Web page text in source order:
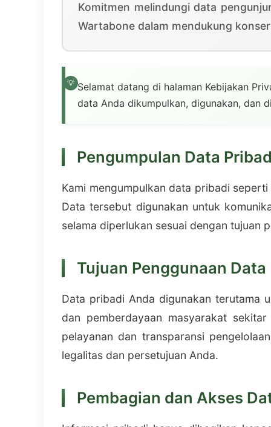
Komitmen melindungi data
Wartabone dalam mendukung
Selamat datang di halaman Kebijakan
data Anda dikumpulkan, digunakan, dan
Pengumpulan Data
Kami mengumpulkan data pribadi
Data tersebut digunakan untuk
selama diperlukan sesuai dengan tujuan
Tujuan Penggunaan Data
Data pribadi Anda digunakan terutama
dan pemberdayaan masyarakat
pelayanan dan transparansi
legalitas dan persetujuan Anda.
Pembagian dan Akses